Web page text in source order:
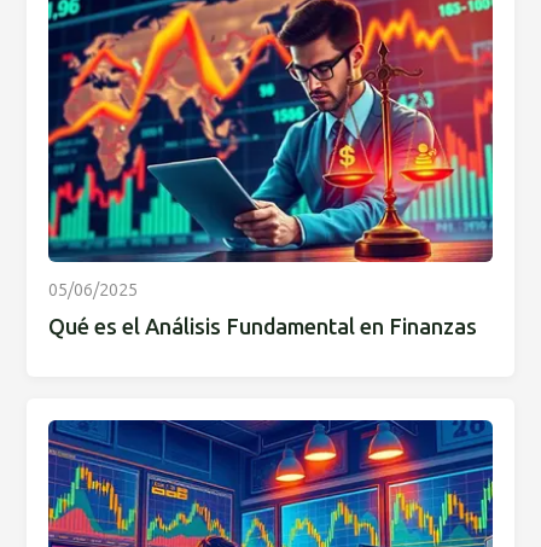
05/06/2025
Qué es el Análisis Fundamental en Finanzas